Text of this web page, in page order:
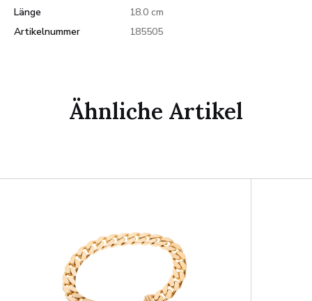
Länge
18.0 cm
Artikelnummer
185505
Ähnliche Artikel